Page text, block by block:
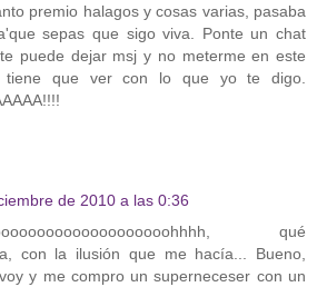
premio halagos y cosas varias, pasaba
sepas que sigo viva. Ponte un chat
puede dejar msj y no meterme en este
tiene que ver con lo que yo te digo.
de 2010 a las 0:36
qué
con la ilusión que me hacía... Bueno,
y me compro un superneceser con un